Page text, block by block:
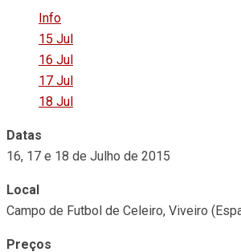
Info
15 Jul
16 Jul
17 Jul
18 Jul
Datas
16, 17 e 18 de Julho de 2015
Local
Campo de Futbol de Celeiro, Viveiro
Preços